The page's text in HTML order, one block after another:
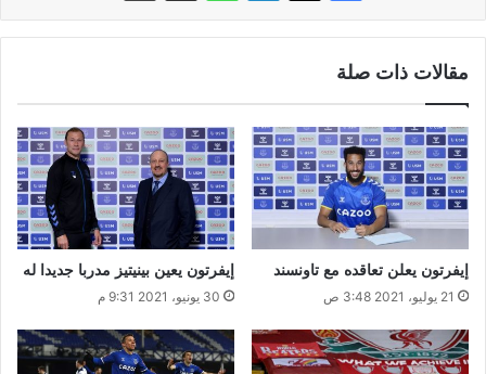
مقالات ذات صلة
إيفرتون يعلن تعاقده مع تاونسند
21 يوليو، 2021 3:48 ص
إيفرتون يعين بينيتيز مدربا جديدا له
30 يونيو، 2021 9:31 م